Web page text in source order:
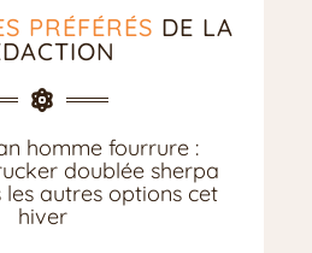
PRÉFÉRÉS DE LA
homme fourrure :
doublée sherpa
autres options cet
hiver